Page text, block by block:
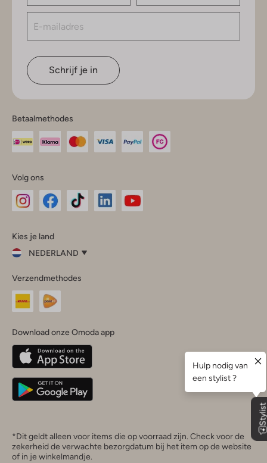
Schrijf je in
Betaalmethodes
Volg ons
InstagramFacebook
Kies je land
NEDERLAND
je
land
Nederland
Belgique(Français)
Deutschland
Verzendmethodes
Download onze Omoda app
*Dit geldt alleen voor items die op voorraad zijn. Check voor de
zekerheid de verwachte bezorgdatum bij het item op de website
of in je winkelmandje.